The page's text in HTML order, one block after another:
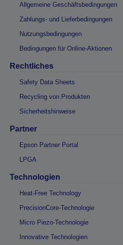
Allgemeine Geschäftsbedingungen
Zahlungs- und Lieferbedingungen
Nutzungsbedingungen
Bedingungen für Online-Aktionen
Rechtliches
Safety Data Sheets
Recycling von Produkten
Sicherheitshinweise
Partner
Epson Partner Portal
LPGA
Technologien
Heat-Free Technology
PrecisionCore-Technologie
Micro Piezo-Technologie
Innovative Technologien